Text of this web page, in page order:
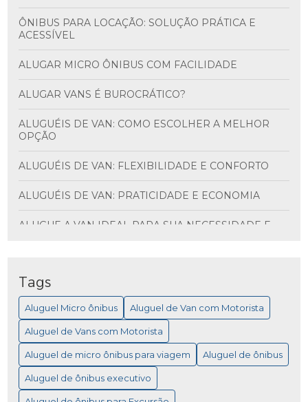
ÔNIBUS PARA LOCAÇÃO: SOLUÇÃO PRÁTICA E
ACESSÍVEL
ALUGAR MICRO ÔNIBUS COM FACILIDADE
ALUGAR VANS É BUROCRÁTICO?
ALUGUÉIS DE VAN: COMO ESCOLHER A MELHOR
OPÇÃO
ALUGUÉIS DE VAN: FLEXIBILIDADE E CONFORTO
ALUGUÉIS DE VAN: PRATICIDADE E ECONOMIA
ALUGUE A VAN IDEAL PARA SUA NECESSIDADE E
PRATICIDADE
ALUGUEL DE MICRO ÔNIBUS PARA EVENTOS
ALUGUEL DE MICRO ÔNIBUS: COMO ESCOLHER A
MELHOR OPÇÃO PARA SUA VIAGEM
ALUGUEL DE MICRO ÔNIBUS: COMO ESCOLHER A
MELHOR OPÇÃO PARA VIAGEM
Tags
Aluguel Micro ônibus Aluguel de Van com Motorista
Aluguel de Vans com Motorista
Aluguel de micro ônibus para viagem Aluguel de ônibus
Aluguel de ônibus executivo